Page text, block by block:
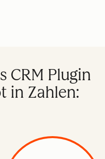
CRM Plugin
in Zahlen: